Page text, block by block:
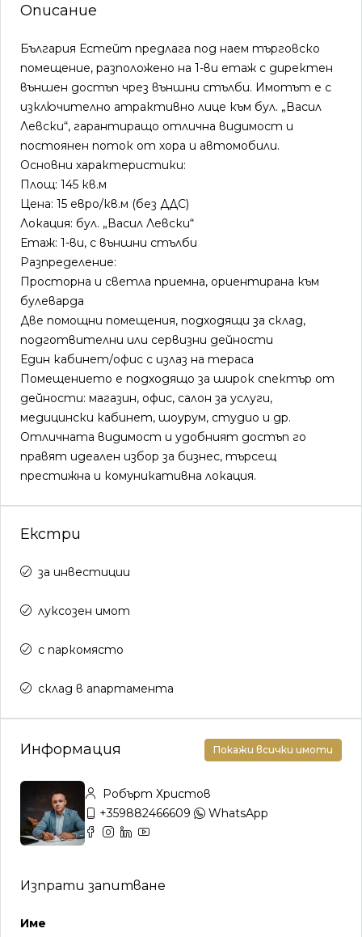
Описание
България Естейт предлага под наем търговско
помещение, разположено на 1-ви етаж с директен
външен достъп чрез външни стълби. Имотът е с
изключително атрактивно лице към бул. „Васил
Левски“, гарантиращо отлична видимост и
постоянен поток от хора и автомобили.
Основни характеристики:
Площ: 145 кв.м
Цена: 15 евро/кв.м (без ДДС)
Локация: бул. „Васил Левски“
Етаж: 1-ви, с външни стълби
Разпределение:
Просторна и светла приемна, ориентирана към
булеварда
Две помощни помещения, подходящи за склад,
подготвителни или сервизни дейности
Един кабинет/офис с излаз на тераса
Помещението е подходящо за широк спектър от
дейности: магазин, офис, салон за услуги,
медицински кабинет, шоурум, студио и др.
Отличната видимост и удобният достъп го
правят идеален избор за бизнес, търсещ
престижна и комуникативна локация.
Екстри
за инвестиции
луксозен имот
с паркомясто
склад в апартамента
Информация Покажи всички имоти
Робърт Христов
+359882466609
WhatsApp
Изпрати запитване
Име